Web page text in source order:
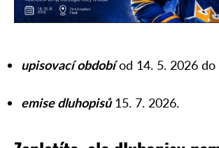
upisovací obdobíod 14. 5. 2026 do
emise dluhopisů15. 7. 2026.